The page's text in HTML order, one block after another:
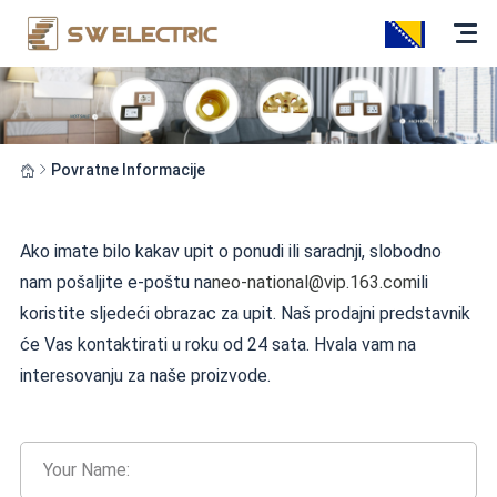
Povratne Informacije
Ako imate bilo kakav upit o ponudi ili saradnji, slobodno
nam pošaljite e-poštu naneo-national@vip.163.comili
koristite sljedeći obrazac za upit. Naš prodajni predstavnik
će Vas kontaktirati u roku od 24 sata. Hvala vam na
interesovanju za naše proizvode.